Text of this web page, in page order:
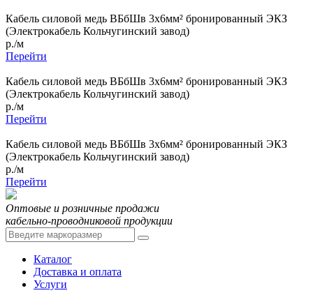
Кабель силовой медь ВБбШв 3x6мм² бронированный ЭКЗ
(Электрокабель Кольчугинский завод)
р./м
Перейти
Кабель силовой медь ВБбШв 3x6мм² бронированный ЭКЗ
(Электрокабель Кольчугинский завод)
р./м
Перейти
Кабель силовой медь ВБбШв 3x6мм² бронированный ЭКЗ
(Электрокабель Кольчугинский завод)
р./м
Перейти
Оптовые и розничные продажи
кабельно-проводниковой продукции
Каталог
Доставка и оплата
Услуги